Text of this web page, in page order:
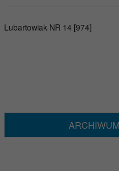
Lubartowiak NR 14 [974]